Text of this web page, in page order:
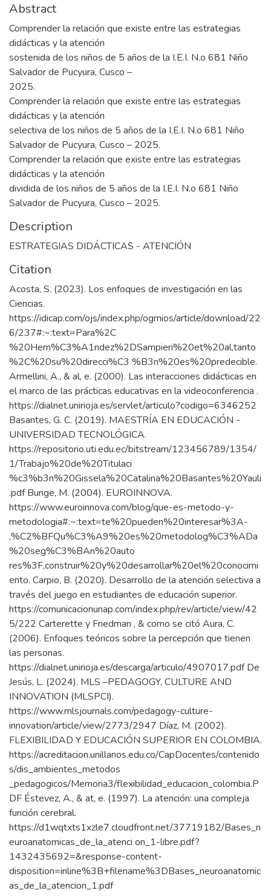
Abstract
Comprender la relación que existe entre las estrategias
didácticas y la atención
sostenida de los niños de 5 años de la I.E.I. N.o 681 Niño
Salvador de Pucyura, Cusco –
2025.
Comprender la relación que existe entre las estrategias
didácticas y la atención
selectiva de los niños de 5 años de la I.E.I. N.o 681 Niño
Salvador de Pucyura, Cusco – 2025.
Comprender la relación que existe entre las estrategias
didácticas y la atención
dividida de los niños de 5 años de la I.E.I. N.o 681 Niño
Salvador de Pucyura, Cusco – 2025.
Description
ESTRATEGIAS DIDÁCTICAS - ATENCIÓN
Citation
Acosta, S. (2023). Los enfoques de investigación en las
Ciencias.
https://idicap.com/ojs/index.php/ogmios/article/download/22
6/237#:~:text=Para%2C
%20Hern%C3%A1ndez%2DSampieri%20et%20al,tanto
%2C%20su%20direcci%C3 %B3n%20es%20predecible.
Armellini, A., & al, e. (2000). Las interacciones didácticas en
el marco de las prácticas educativas en la videoconferencia .
https://dialnet.unirioja.es/servlet/articulo?codigo=6346252
Basantes, G. C. (2019). MAESTRÍA EN EDUCACIÓN -
UNIVERSIDAD TECNOLÓGICA.
https://repositorio.uti.edu.ec/bitstream/123456789/1354/
1/Trabajo%20de%20Titulaci
%c3%b3n%20Gissela%20Catalina%20Basantes%20Yauli
.pdf Bunge, M. (2004). EUROINNOVA.
https://www.euroinnova.com/blog/que-es-metodo-y-
metodologia#:~:text=te%20pueden%20interesar%3A-
,%C2%BFQu%C3%A9%20es%20metodolog%C3%ADa
%20seg%C3%BAn%20auto
res%3F,construir%20y%20desarrollar%20el%20conocimi
ento. Carpio, B. (2020). Desarrollo de la atención selectiva a
través del juego en estudiantes de educación superior.
https://comunicacionunap.com/index.php/rev/article/view/42
5/222 Carterette y Friedman , & como se citó Aura, C.
(2006). Enfoques teóricos sobre la percepción que tienen
las personas.
https://dialnet.unirioja.es/descarga/articulo/4907017.pdf De
Jesús, L. (2024). MLS –PEDAGOGY, CULTURE AND
INNOVATION (MLSPCI).
https://www.mlsjournals.com/pedagogy-culture-
innovation/article/view/2773/2947 Díaz, M. (2002).
FLEXIBILIDAD Y EDUCACIÓN SUPERIOR EN COLOMBIA.
https://acreditacion.unillanos.edu.co/CapDocentes/contenido
s/dis_ambientes_metodos
_pedagogicos/Memoria3/flexibilidad_educacion_colombia.P
DF Éstevez, A., & at, e. (1997). La atención: una compleja
función cerebral.
https://d1wqtxts1xzle7.cloudfront.net/37719182/Bases_n
euroanatomicas_de_la_atenci on_1-libre.pdf?
1432435692=&response-content-
disposition=inline%3B+filename%3DBases_neuroanatomic
as_de_la_atencion_1.pdf